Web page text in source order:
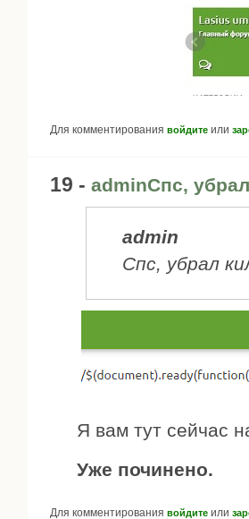
Для комментирования войдите или
19 - adminСпс,
admin
Спс, убрал
Я вам тут сейчас
Уже починено.
Для комментирования войдите или